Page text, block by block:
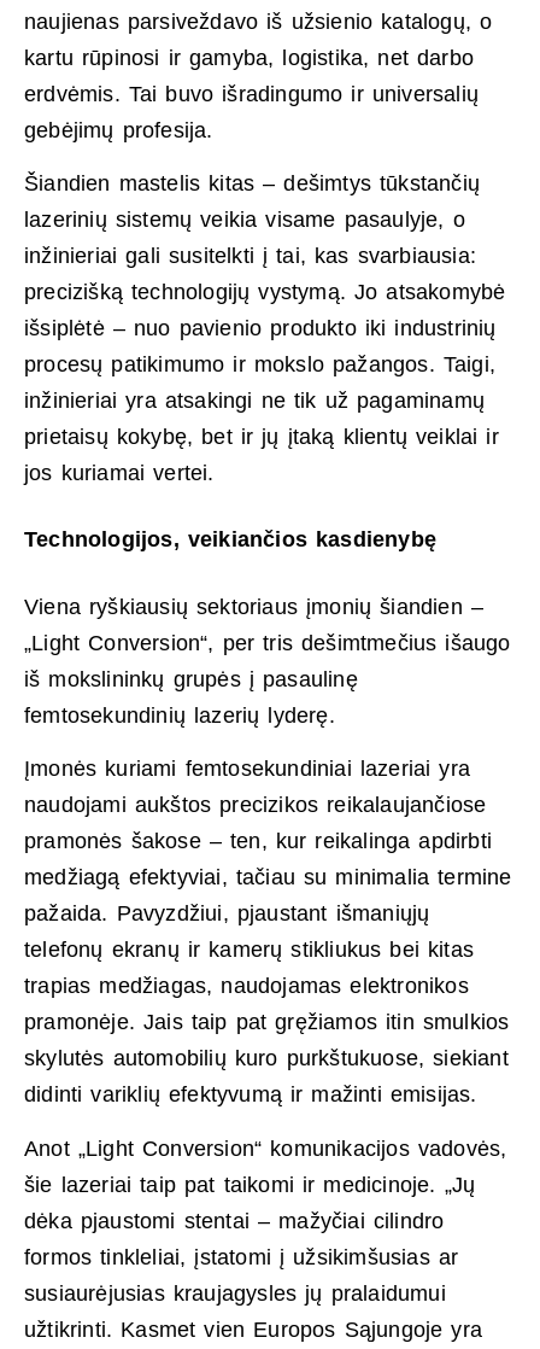
naujienas parsiveždavo iš užsienio katalogų, o
kartu rūpinosi ir gamyba, logistika, net darbo
erdvėmis. Tai buvo išradingumo ir universalių
gebėjimų profesija.
Šiandien mastelis kitas – dešimtys tūkstančių
lazerinių sistemų veikia visame pasaulyje, o
inžinieriai gali susitelkti į tai, kas svarbiausia:
precizišką technologijų vystymą. Jo atsakomybė
išsiplėtė – nuo pavienio produkto iki industrinių
procesų patikimumo ir mokslo pažangos. Taigi,
inžinieriai yra atsakingi ne tik už pagaminamų
prietaisų kokybę, bet ir jų įtaką klientų veiklai ir
jos kuriamai vertei.
Technologijos, veikiančios kasdienybę
Viena ryškiausių sektoriaus įmonių šiandien –
„Light Conversion“, per tris dešimtmečius išaugo
iš mokslininkų grupės į pasaulinę
femtosekundinių lazerių lyderę.
Įmonės kuriami femtosekundiniai lazeriai yra
naudojami aukštos precizikos reikalaujančiose
pramonės šakose – ten, kur reikalinga apdirbti
medžiagą efektyviai, tačiau su minimalia termine
pažaida. Pavyzdžiui, pjaustant išmaniųjų
telefonų ekranų ir kamerų stikliukus bei kitas
trapias medžiagas, naudojamas elektronikos
pramonėje. Jais taip pat gręžiamos itin smulkios
skylutės automobilių kuro purkštukuose, siekiant
didinti variklių efektyvumą ir mažinti emisijas.
Anot „Light Conversion“ komunikacijos vadovės,
šie lazeriai taip pat taikomi ir medicinoje. „Jų
dėka pjaustomi stentai – mažyčiai cilindro
formos tinkleliai, įstatomi į užsikimšusias ar
susiaurėjusias kraujagysles jų pralaidumui
užtikrinti. Kasmet vien Europos Sąjungoje yra